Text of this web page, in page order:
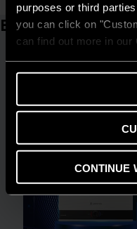
purposes or third
you can click on
can find out more in our
CONTINUE
Bài viết liên quan